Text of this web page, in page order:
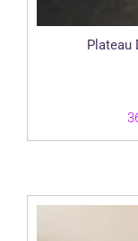
Plateau